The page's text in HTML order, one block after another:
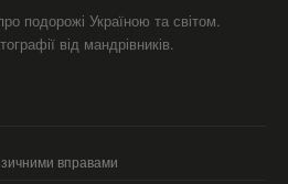
подорожі Україною та світом.
від мандрівників.
вправами